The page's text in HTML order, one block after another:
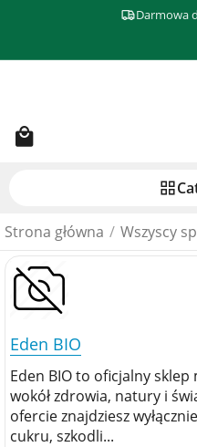
Darmowa
Strona główna / Wszyscy
Eden BIO
Eden BIO to oficjalny
wokół zdrowia, natury i
ofercie znajdziesz
cukru, szkodli...